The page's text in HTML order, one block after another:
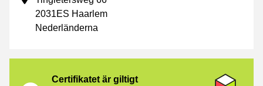
2031ES Haarlem
Nederländerna
Certifikatet är giltigt